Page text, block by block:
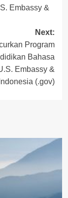
Embassy &
Next:
Program
Bahasa
Embassy &
(.gov)